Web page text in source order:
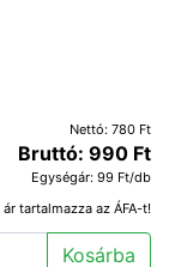
Nettó: 780 Ft
Bruttó: 990 Ft
Egységár: 99 Ft/db
ár tartalmazza az ÁFA-t!
Kosárba